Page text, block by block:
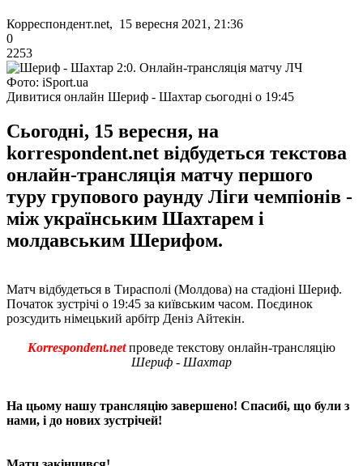
Корреспондент.net, 15 вересня 2021, 21:36
0
2253
Фото: iSport.ua
Дивитися онлайн Шериф - Шахтар сьогодні о 19:45
Сьогодні, 15 вересня, на
korrespondent.net відбудеться текстова
онлайн-трансляція матчу першого
туру групового раунду Ліги чемпіонів -
між українським Шахтарем і
молдавським Шерифом.
Матч відбудеться в Тирасполі (Молдова) на стадіоні Шериф.
Початок зустрічі о 19:45 за київським часом. Поєдинок
розсудить німецький арбітр Деніз Айтекін.
Korrespondent.netпроведе текстову онлайн-трансляцію
Шериф - Шахтар
На цьому нашу трансляцію завершено! Спасибі, що були з
нами, і до нових зустрічей!